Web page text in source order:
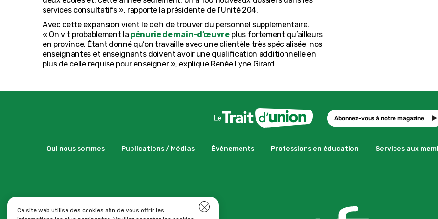
services consultatifs », rapporte la présidente de l’Unité 204.
Avec cette expansion vient le défi de trouver du personnel supplémentaire.
« On vit probablement la pénurie de main-d’œuvreplus fortement qu’ailleurs
en province. Étant donné qu’on travaille avec une clientèle très spécialisée, nos
enseignantes et enseignants doivent avoir une qualification additionnelle en
plus de celle requise pour enseigner », explique Renée Lyne Girard.
Abonnez-vous à notre magazine
Qui nous sommes Publications / Médias Événements Professions en éducation Services aux
Ce site web utilise des cookies afin de vous offrir les
Close GDPR Cookie Banner